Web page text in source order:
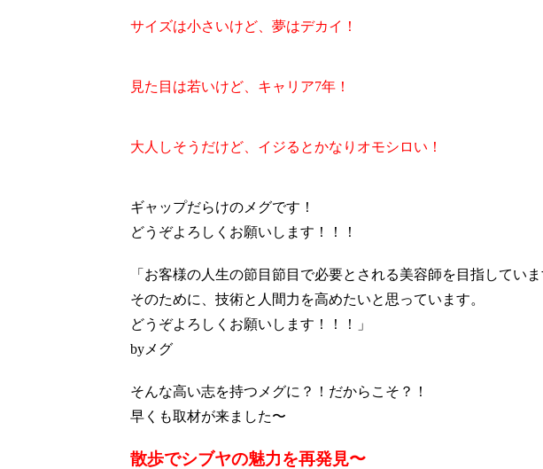
サイズは小さいけど、夢はデカイ！
見た目は若いけど、キャリア7年！
大人しそうだけど、イジるとかなりオモシロい！
ギャップだらけのメグです！
どうぞよろしくお願いします！！！
「お客様の人生の節目節目で必要とされる美容師を目指していま
そのために、技術と人間力を高めたいと思っています。
どうぞよろしくお願いします！！！」
byメグ
そんな高い志を持つメグに？！だからこそ？！
早くも取材が来ました〜
散歩でシブヤの魅力を再発見〜